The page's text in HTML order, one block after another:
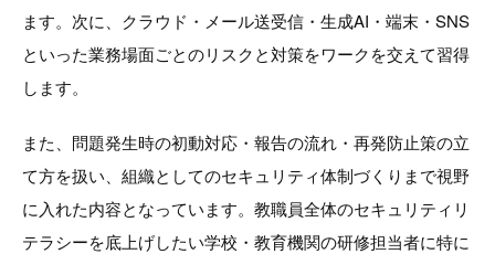
ます。次に、クラウド・メール送受信・生成AI・端末・SNS
といった業務場面ごとのリスクと対策をワークを交えて習得
します。
また、問題発生時の初動対応・報告の流れ・再発防止策の立
て方を扱い、組織としてのセキュリティ体制づくりまで視野
に入れた内容となっています。教職員全体のセキュリティリ
テラシーを底上げしたい学校・教育機関の研修担当者に特に